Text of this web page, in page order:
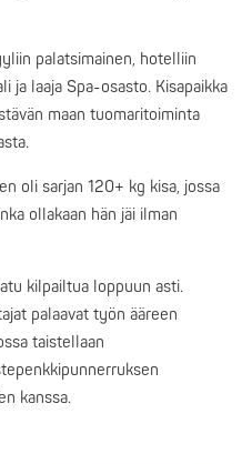
palatsimainen, hotelliin
ja laaja Spa-osasto. Kisapaikka
maan tuomaritoiminta
oli sarjan 120+ kg kisa, jossa
ollakaan hän jäi ilman
kilpailtua loppuun asti.
palaavat työn ääreen
taistellaan
kanssa.